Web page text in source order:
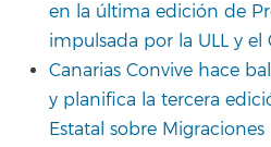
en la última edición de
impulsada por la ULL y el
Canarias Convive hace
y planifica la tercera
Estatal sobre Migraciones